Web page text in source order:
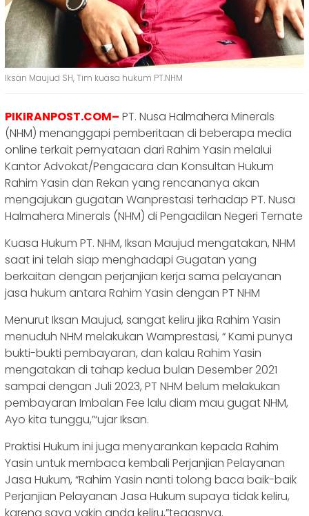
Iksan Maujud SH, Tim kuasa hukum PT.NHM
PIKIRANPOST.COM– PT. Nusa Halmahera Minerals
(NHM) menanggapi pemberitaan di beberapa media
online terkait pernyataan dari Rahim Yasin melalui
Kantor Advokat/Pengacara dan Konsultan Hukum
Rahim Yasin dan Rekan yang rencananya akan
mengajukan gugatan Wanprestasi terhadap PT. Nusa
Halmahera Minerals (NHM) di Pengadilan Negeri Ternate
Kuasa Hukum PT. NHM, Iksan Maujud mengatakan, NHM
saat ini telah siap menghadapi Gugatan yang
berkaitan dengan perjanjian kerja sama pelayanan
jasa hukum antara Rahim Yasin dengan PT NHM
Menurut Iksan Maujud, sangat keliru jika Rahim Yasin
menuduh NHM melakukan Wamprestasi, “ Kami punya
bukti-bukti pembayaran, dan kalau Rahim Yasin
mengatakan di tahap kedua bulan Desember 2021
sampai dengan Juli 2023, PT NHM belum melakukan
pembayaran Imbalan Fee lalu diam mau gugat NHM,
Ayo kita tunggu,”‘ujar Iksan.
Praktisi Hukum ini juga menyarankan kepada Rahim
Yasin untuk membaca kembali Perjanjian Pelayanan
Jasa Hukum, “Rahim Yasin nanti tolong baca baik-baik
Perjanjian Pelayanan Jasa Hukum supaya tidak keliru,